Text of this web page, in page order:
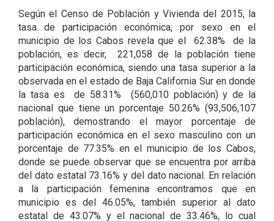
Según el Censo de Población y Vivienda del 2015, la
tasa de participación económica, por sexo en el
municipio de los Cabos revela que el 62.38% de la
población, es decir, 221,058 de la población tiene
participación económica, siendo una tasa superior a la
observada en el estado de Baja California Sur en donde
la tasa es de 58.31% (560,010 población) y de la
nacional que tiene un porcentaje 50.26% (93,506,107
población), demostrando el mayor porcentaje de
participación económica en el sexo masculino con un
porcentaje de 77.35% en el municipio de los Cabos,
donde se puede observar que se encuentra por arriba
del dato estatal 73.16% y del dato nacional. En relación
a la participación femenina encontramos que en
municipio es del 46.05%, también superior al dato
estatal de 43.07% y el nacional de 33.46%, lo cual